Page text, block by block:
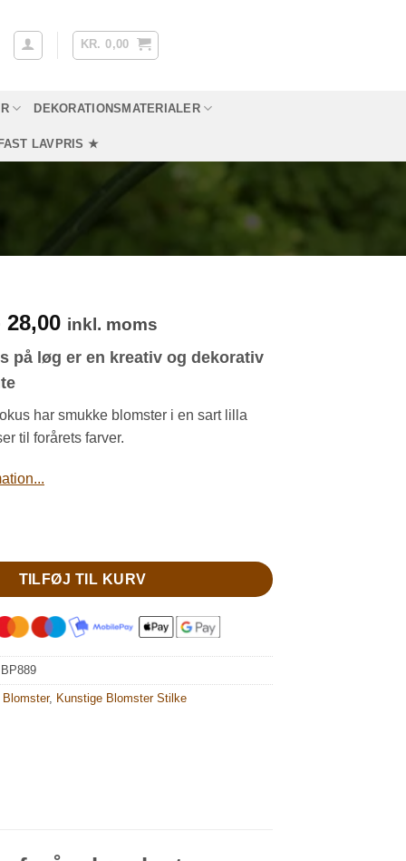
KR. 0,00
DEKORATIONSMATERIALER
LAVPRIS ★
37,00.
28,00Den
pris
kr. 28,00.
inkl. moms
på løg er en kreativ og dekorativ
har smukke blomster i en sart lilla
til forårets farver.
løg antal
TILFØJ TIL KURV
BP889
Blomster, Kunstige Blomster Stilke